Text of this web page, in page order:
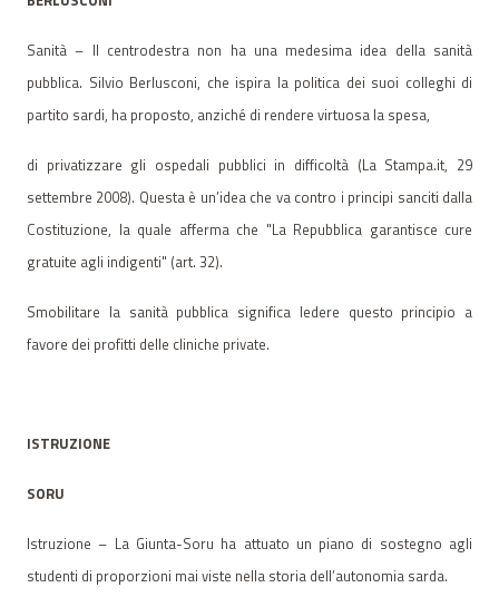
Sanità – Il centrodestra non ha una medesima idea della sanità
pubblica. Silvio Berlusconi, che ispira la politica dei suoi colleghi di
partito sardi, ha proposto, anziché di rendere virtuosa la spesa,
di privatizzare gli ospedali pubblici in difficoltà (La Stampa.it, 29
settembre 2008). Questa è un’idea che va contro i principi sanciti dalla
Costituzione, la quale afferma che "La Repubblica garantisce cure
gratuite agli indigenti" (art. 32).
Smobilitare la sanità pubblica significa ledere questo principio a
favore dei profitti delle cliniche private.
ISTRUZIONE
SORU
Istruzione – La Giunta-Soru ha attuato un piano di sostegno agli
studenti di proporzioni mai viste nella storia dell’autonomia sarda.